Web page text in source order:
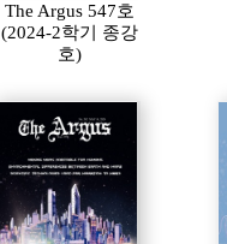
The Argus 547호
(2024-2학기 종강
호)